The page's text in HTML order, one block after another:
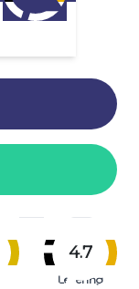
4.7
Levering